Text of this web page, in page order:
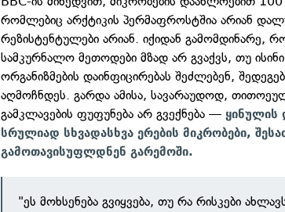
რომლებიც არქტიკის პერმაფროსტშია არიან
რეზისტენტულები არიან. იქიდან გამომდინარე,
სამკურნალო მეთოდები მზად არ გვაქვს, თუ ისინი
ორგანიზმების დაინფიცირებას შეძლებენ,
აღმოჩნდეს. გარდა ამისა, სავარაუდოდ,
გამკლავების ფუფუნება არ გვექნება —ყინულის
სრულიად სხვადასხვა ერების მიკრობები,
გამოთავისუფლდნენ გარემოში.
"ეს მოხსენება გვიყვება, თუ რა რისკები